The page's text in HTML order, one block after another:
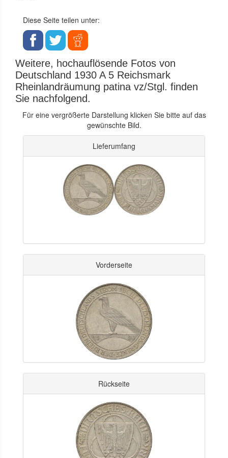
Diese Seite teilen unter:
Weitere, hochauflösende Fotos von
Deutschland 1930 A 5 Reichsmark
Rheinlandräumung patina vz/Stgl. finden
Sie nachfolgend.
Für eine vergrößerte Darstellung klicken Sie bitte auf das
gewünschte Bild.
Lieferumfang
Vorderseite
Rückseite